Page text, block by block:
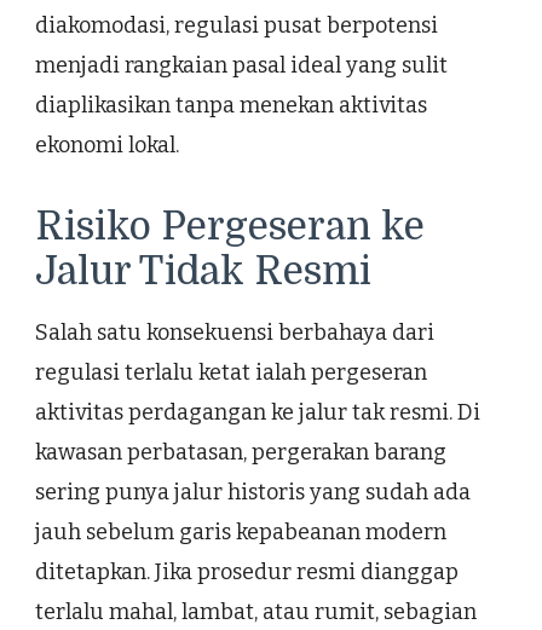
diakomodasi, regulasi pusat berpotensi
menjadi rangkaian pasal ideal yang sulit
diaplikasikan tanpa menekan aktivitas
ekonomi lokal.
Risiko Pergeseran ke
Jalur Tidak Resmi
Salah satu konsekuensi berbahaya dari
regulasi terlalu ketat ialah pergeseran
aktivitas perdagangan ke jalur tak resmi. Di
kawasan perbatasan, pergerakan barang
sering punya jalur historis yang sudah ada
jauh sebelum garis kepabeanan modern
ditetapkan. Jika prosedur resmi dianggap
terlalu mahal, lambat, atau rumit, sebagian